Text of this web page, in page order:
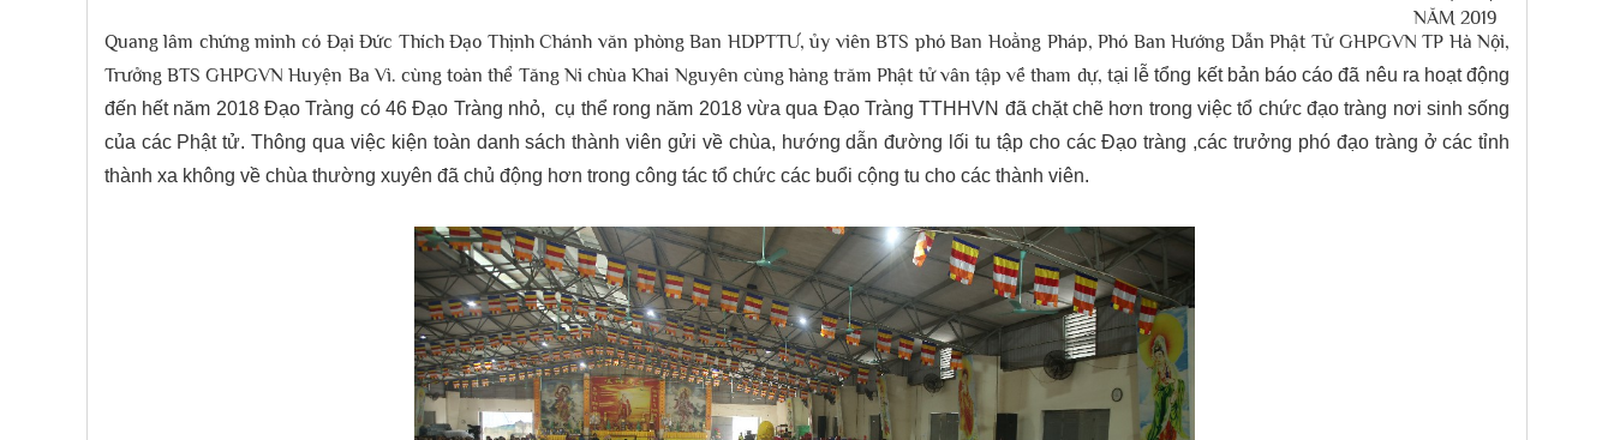
Quang lâm chứng minh có Đại Đức Thích Đạo Thịnh Chánh văn phòng Ban HDPTTƯ, ủy viên BTS phó Ban Hoằng Pháp, Phó Ban Hướng Dẫn Phật Tử GHPGVN TP Hà Nội,
Trưởng BTS GHPGVN Huyện Ba Vì. cùng toàn thể Tăng Ni chùa Khai Nguyên cùng hàng trăm Phật tử vân tập về tham dự, tại lễ tổng kết bản báo cáo đã nêu ra hoạt động
đến hết năm 2018 Đạo Tràng có 46 Đạo Tràng nhỏ, cụ thể rong năm 2018 vừa qua Đạo Tràng TTHHVN đã chặt chẽ hơn trong việc tổ chức đạo tràng nơi sinh sống
của các Phật tử. Thông qua việc kiện toàn danh sách thành viên gửi về chùa, hướng dẫn đường lối tu tập cho các Đạo tràng ,các trưởng phó đạo tràng ở các tỉnh
thành xa không về chùa thường xuyên đã chủ động hơn trong công tác tổ chức các buổi cộng tu cho các thành viên.